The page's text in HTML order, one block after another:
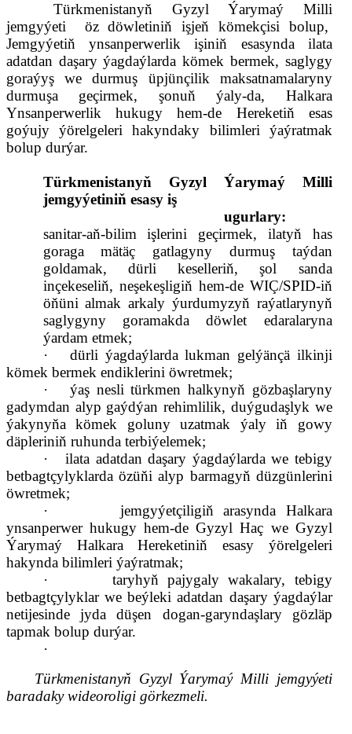
Türkmenistanyň Gyzyl Ýarymaý Milli
jemgyýeti
öz döwletiniň işjeň kömekçisi bolup,
Jemgyýetiň ynsanperwerlik işiniň esasynda ilata
adatdan daşary ýagdaýlarda kömek bermek, saglygy
goraýyş we durmuş üpjünçilik maksatnamalaryny
durmuşa geçirmek, şonuň ýaly-da, Halkara
Ynsanperwerlik hukugy hem-de Hereketiň esas
goýujy ýörelgeleri hakyndaky bilimleri ýaýratmak
bolup durýar.
Türkmenistanyň Gyzyl Ýarymaý Milli
jemgyýetiniň esasy iş
ugurlary:
sanitar-aň-bilim işlerini geçirmek, ilatyň has
goraga mätäç gatlagyny durmuş taýdan
goldamak, dürli keselleriň, şol sanda
inçekeseliň, neşekeşligiň hem-de WIÇ/SPID-iň
öňüni almak arkaly ýurdumyzyň raýatlarynyň
saglygyny goramakda döwlet edaralaryna
ýardam etmek;
·
dürli ýagdaýlarda lukman gelýänçä ilkinji
kömek bermek endiklerini öwretmek;
·
ýaş nesli türkmen halkynyň gözbaşlaryny
gadymdan alyp gaýdýan rehimlilik, duýgudaşlyk we
ýakynyňa kömek goluny uzatmak ýaly iň gowy
däpleriniň ruhunda terbiýelemek;
·
ilata adatdan daşary ýagdaýlarda we tebigy
betbagtçylyklarda özüňi alyp barmagyň düzgünlerini
öwretmek;
·
jemgyýetçiligiň arasynda Halkara
ynsanperwer hukugy hem-de Gyzyl Haç we Gyzyl
Ýarymaý Halkara Hereketiniň esasy ýörelgeleri
hakynda bilimleri ýaýratmak;
·
taryhyň pajygaly wakalary, tebigy
betbagtçylyklar we beýleki adatdan daşary ýagdaýlar
netijesinde jyda düşen dogan-garyndaşlary gözläp
tapmak bolup durýar.
·
Türkmenistanyň Gyzyl Ýarymaý Milli jemgyýeti
baradaky wideoroligi görkezmeli.